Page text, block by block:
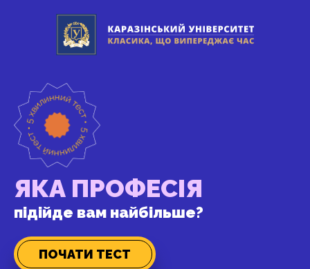
ЯКА ПРОФЕСІЯ
підійде вам найбільше?
ПОЧАТИ ТЕСТ